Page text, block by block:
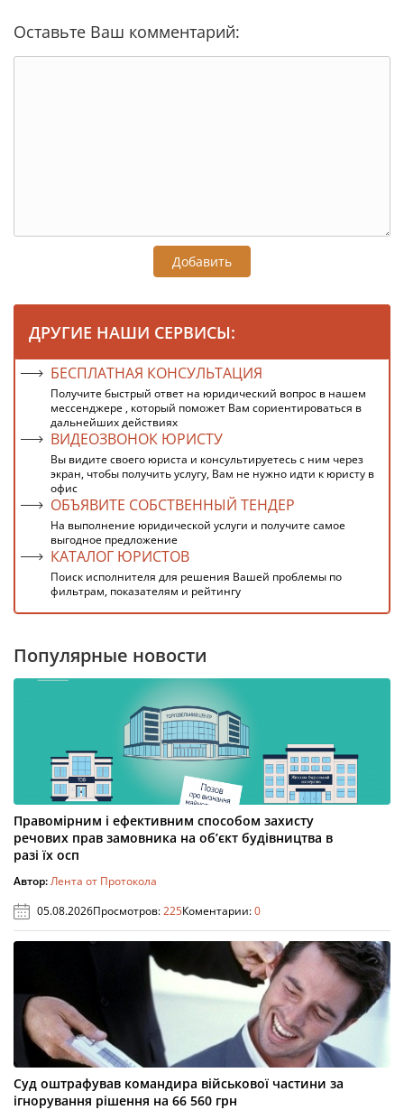
Оставьте Ваш комментарий:
Добавить
ДРУГИЕ НАШИ СЕРВИСЫ:
БЕСПЛАТНАЯ КОНСУЛЬТАЦИЯ
Получите быстрый ответ на юридический вопрос в нашем
мессенджере , который поможет Вам сориентироваться в
дальнейших действиях
ВИДЕОЗВОНОК ЮРИСТУ
Вы видите своего юриста и консультируетесь с ним через
экран, чтобы получить услугу, Вам не нужно идти к юристу в
офис
ОБЪЯВИТЕ СОБСТВЕННЫЙ ТЕНДЕР
На выполнение юридической услуги и получите самое
выгодное предложение
КАТАЛОГ ЮРИСТОВ
Поиск исполнителя для решения Вашей проблемы по
фильтрам, показателям и рейтингу
Популярные новости
Правомірним і ефективним способом захисту
речових прав замовника на об’єкт будівництва в
разі їх осп
Автор:Лента от Протокола
05.08.2026Просмотров:225Коментарии:0
Суд оштрафував командира військової частини за
ігнорування рішення на 66 560 грн